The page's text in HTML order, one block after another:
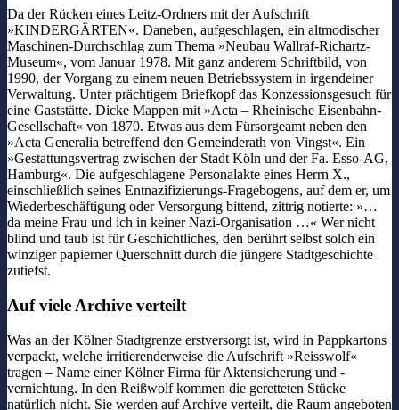
Da der Rücken eines Leitz-Ordners mit der Aufschrift
»KINDERGÄRTEN«. Daneben, aufgeschlagen, ein altmodischer
Maschinen-Durchschlag zum Thema »Neubau Wallraf-Richartz-
Museum«, vom Januar 1978. Mit ganz anderem Schriftbild, von
1990, der Vorgang zu einem neuen Betriebssystem in irgendeiner
Verwaltung. Unter prächtigem Briefkopf das Konzessionsgesuch für
eine Gaststätte. Dicke Mappen mit »Acta – Rheinische Eisenbahn-
Gesellschaft« von 1870. Etwas aus dem Fürsorgeamt neben den
»Acta Generalia betreffend den Gemeinderath von Vingst«. Ein
»Gestattungsvertrag zwischen der Stadt Köln und der Fa. Esso-AG,
Hamburg«. Die aufgeschlagene Personalakte eines Herrn X.,
einschließlich seines Entnazifizierungs-Fragebogens, auf dem er, um
Wiederbeschäftigung oder Versorgung bittend, zittrig notierte: »…
da meine Frau und ich in keiner Nazi-Organisation …« Wer nicht
blind und taub ist für Geschichtliches, den berührt selbst solch ein
winziger papierner Querschnitt durch die jüngere Stadtgeschichte
zutiefst.
Auf viele Archive verteilt
Was an der Kölner Stadtgrenze erstversorgt ist, wird in Pappkartons
verpackt, welche irritierenderweise die Aufschrift »Reisswolf«
tragen – Name einer Kölner Firma für Aktensicherung und -
vernichtung. In den Reißwolf kommen die geretteten Stücke
natürlich nicht. Sie werden auf Archive verteilt, die Raum angeboten